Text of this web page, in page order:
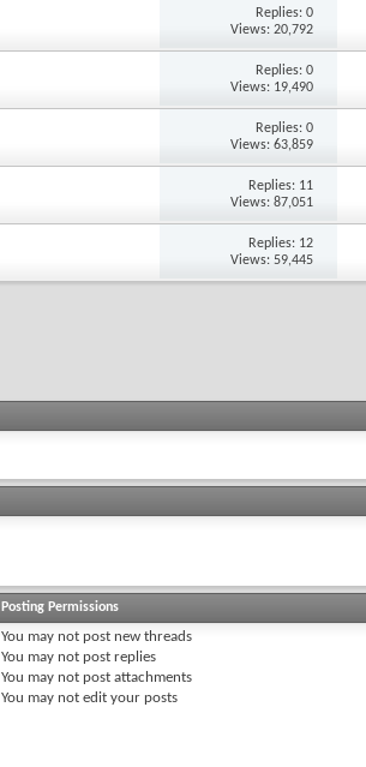
Replies: 0
Views: 20,792
Replies: 0
Views: 19,490
Replies: 0
Views: 63,859
Replies: 11
Views: 87,051
Replies: 12
Views: 59,445
Posting Permissions
You may not post new threads
You may not post replies
You may not post attachments
You may not edit your posts